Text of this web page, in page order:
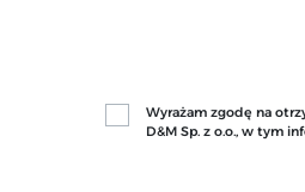
Wyrażam zgodę na
D&M Sp. z o.o., w tym